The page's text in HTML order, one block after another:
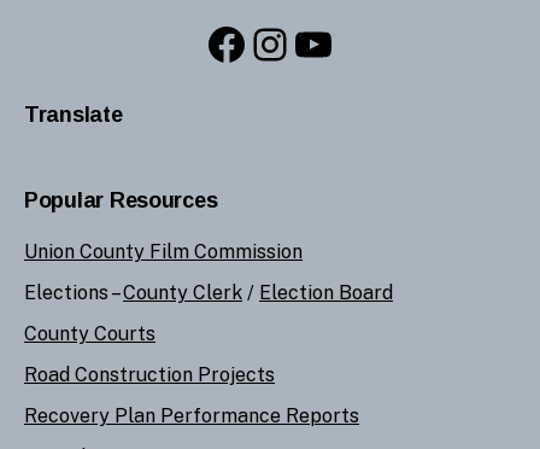
Facebook
Instagram
YouTube
Translate
Popular Resources
Union County Film Commission
Elections –County Clerk / Election Board
County Courts
Road Construction Projects
Recovery Plan Performance Reports